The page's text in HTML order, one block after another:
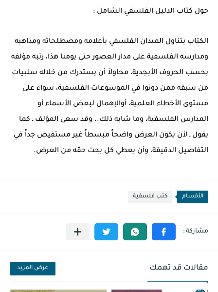
حول كتاب الدليل الفلسفي الشامل :
الكتاب يتناول الميدان الفلسفي بأعلامه ومصطلحاته ومذاهبه
ومدارسه الفلسفية على مدار العصور حتى يومنا هذا، رتبه مؤلفه
بحسب الحروف الأبجدية، محاولاً أن يستدرك من خلاله سلبيات
من سبقه ممن دونوا في الموسوعات الفلسفية، سواء على
مستوى الأخطاء العلمية، أوالإهمال لبعض الأسماء أو
المدارس الفلسفية، وما شابه ذلك.. وقد سعى المؤلف ـ كما
يقول ـ لأن يكون العرض واضحاً مبسطاً غير مستفيض جداً في
التفاصيل الدقيقة، وأن يعطي كل بحث حقه من العرض.
الأقسام كتب فلسفية
مقالات قد تهمك عرض المزيد